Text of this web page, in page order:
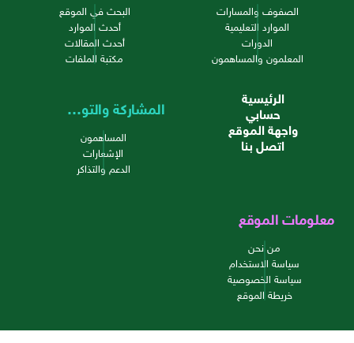
الصفوف والمسارات
الموارد التعليمية
الدورات
المعلمون والمساهمون
البحث في الموقع
أحدث الموارد
أحدث المقالات
مكتبة الملفات
الرئيسية
حسابي
واجهة الموقع
اتصل بنا
المشاركة والتواصل
المساهمون
الإشعارات
الدعم والتذاكر
معلومات الموقع
من نحن
سياسة الاستخدام
سياسة الخصوصية
خريطة الموقع